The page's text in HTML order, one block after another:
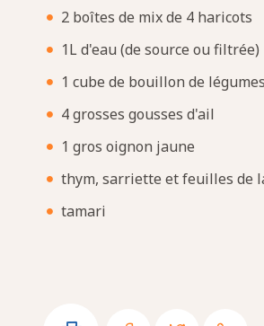
2 boîtes de mix de 4 haricots
1L d'eau (de source ou filtrée)
1 cube de bouillon de légumes
4 grosses gousses d'ail
1 gros oignon jaune
thym, sarriette et feuilles de
tamari